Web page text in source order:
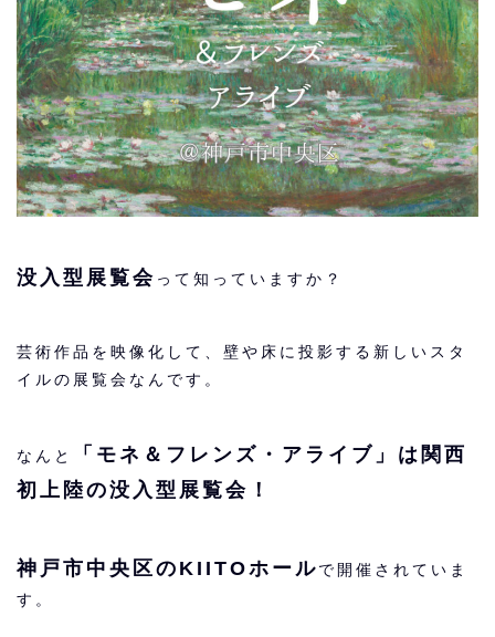
没入型展覧会 って知っていますか？
芸術作品を映像化して、壁や床に投影する新しいスタ
イルの展覧会なんです。
なんと
「モネ＆フレンズ・アライブ」は関西
初上陸の没入型展覧会！
神戸市中央区のKIITOホールで開催されていま
す。